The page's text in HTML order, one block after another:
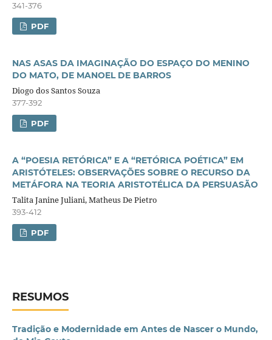
341-376
PDF
NAS ASAS DA IMAGINAÇÃO DO ESPAÇO DO MENINO
DO MATO, DE MANOEL DE BARROS
Diogo dos Santos Souza
377-392
PDF
A “POESIA RETÓRICA” E A “RETÓRICA POÉTICA” EM
ARISTÓTELES: OBSERVAÇÕES SOBRE O RECURSO DA
METÁFORA NA TEORIA ARISTOTÉLICA DA PERSUASÃO
Talita Janine Juliani, Matheus De Pietro
393-412
PDF
RESUMOS
Tradição e Modernidade em Antes de Nascer o Mundo,